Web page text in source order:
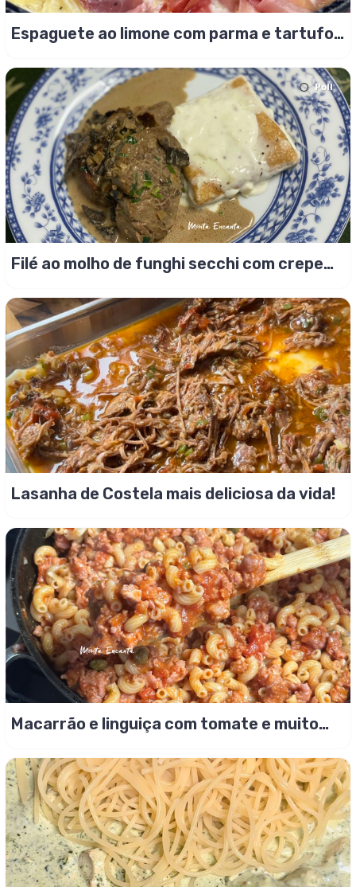
Espaguete ao limone com parma e tartufo
Poll
Filé ao molho de funghi secchi com crepe
Lasanha de Costela mais deliciosa da vida!
Macarrão e linguiça com tomate e muito